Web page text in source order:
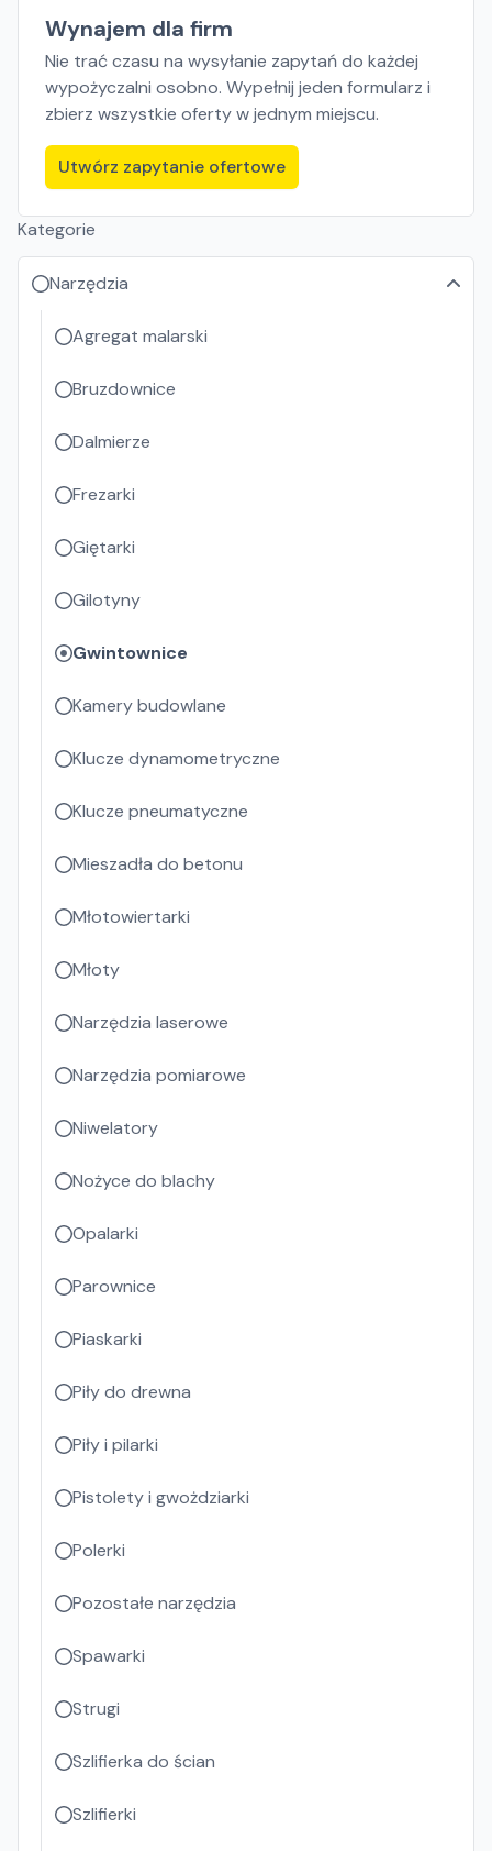
Wynajem dla firm
Nie trać czasu na wysyłanie zapytań do każdej
wypożyczalni osobno. Wypełnij jeden formularz i
zbierz wszystkie oferty w jednym miejscu.
Utwórz zapytanie ofertowe
Kategorie
Narzędzia
Agregat malarski
Bruzdownice
Dalmierze
Frezarki
Giętarki
Gilotyny
Gwintownice
Kamery budowlane
Klucze dynamometryczne
Klucze pneumatyczne
Mieszadła do betonu
Młotowiertarki
Młoty
Narzędzia laserowe
Narzędzia pomiarowe
Niwelatory
Nożyce do blachy
Opalarki
Parownice
Piaskarki
Piły do drewna
Piły i pilarki
Pistolety i gwożdziarki
Polerki
Pozostałe narzędzia
Spawarki
Strugi
Szlifierka do ścian
Szlifierki